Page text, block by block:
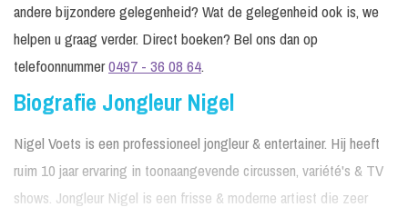
andere bijzondere gelegenheid? Wat de gelegenheid ook is, we
helpen u graag verder. Direct boeken? Bel ons dan op
telefoonnummer0497 - 36 08 64.
Biografie Jongleur Nigel
Nigel Voets is een professioneel jongleur & entertainer. Hij heeft
ruim 10 jaar ervaring in toonaangevende circussen, variété's & TV
shows. Jongleur Nigel is een frisse & moderne artiest die zeer